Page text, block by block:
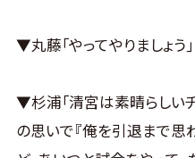
▼丸藤｢やってやりましょう｣
▼杉浦｢清宮は素晴らしい
の思いで『俺を引退まで思